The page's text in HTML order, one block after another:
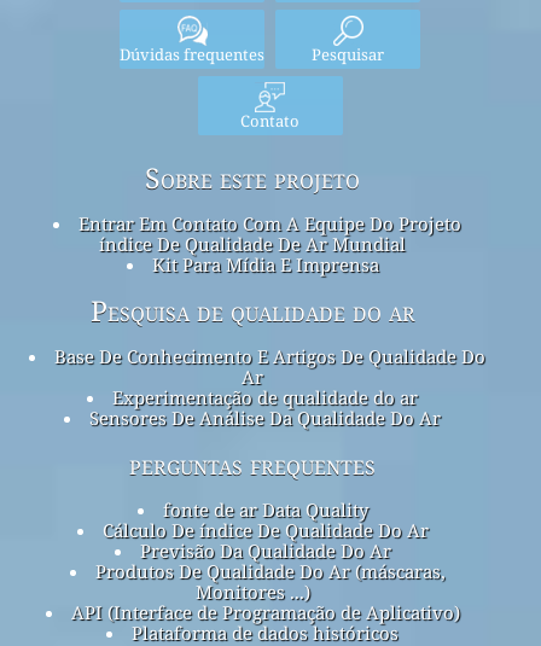
Dúvidas frequentes Pesquisar
Contato
Sobre este projeto
Entrar Em Contato Com A Equipe Do Projeto
índice De Qualidade De Ar Mundial
Kit Para Mídia E Imprensa
Pesquisa de qualidade do ar
Base De Conhecimento E Artigos De Qualidade Do
Ar
Experimentação de qualidade do ar
Sensores De Análise Da Qualidade Do Ar
perguntas frequentes
fonte de ar Data Quality
Cálculo De índice De Qualidade Do Ar
Previsão Da Qualidade Do Ar
Produtos De Qualidade Do Ar (máscaras,
Monitores ...)
API (Interface de Programação de Aplicativo)
Plataforma de dados históricos